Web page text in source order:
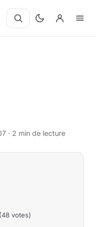
· 2 min de lecture
(48 votes)